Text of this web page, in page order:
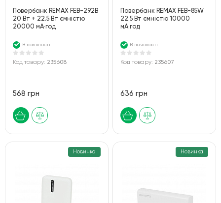
Повербанк REMAX FEB-292B
20 Вт + 22.5 Вт ємністю
20000 мА·год
В наявності
Код товару: 235608
568 грн
Повербанк REMAX FEB-85W
22.5 Вт ємністю 10000
мА·год
В наявності
Код товару: 235607
636 грн
Новинка Новинка